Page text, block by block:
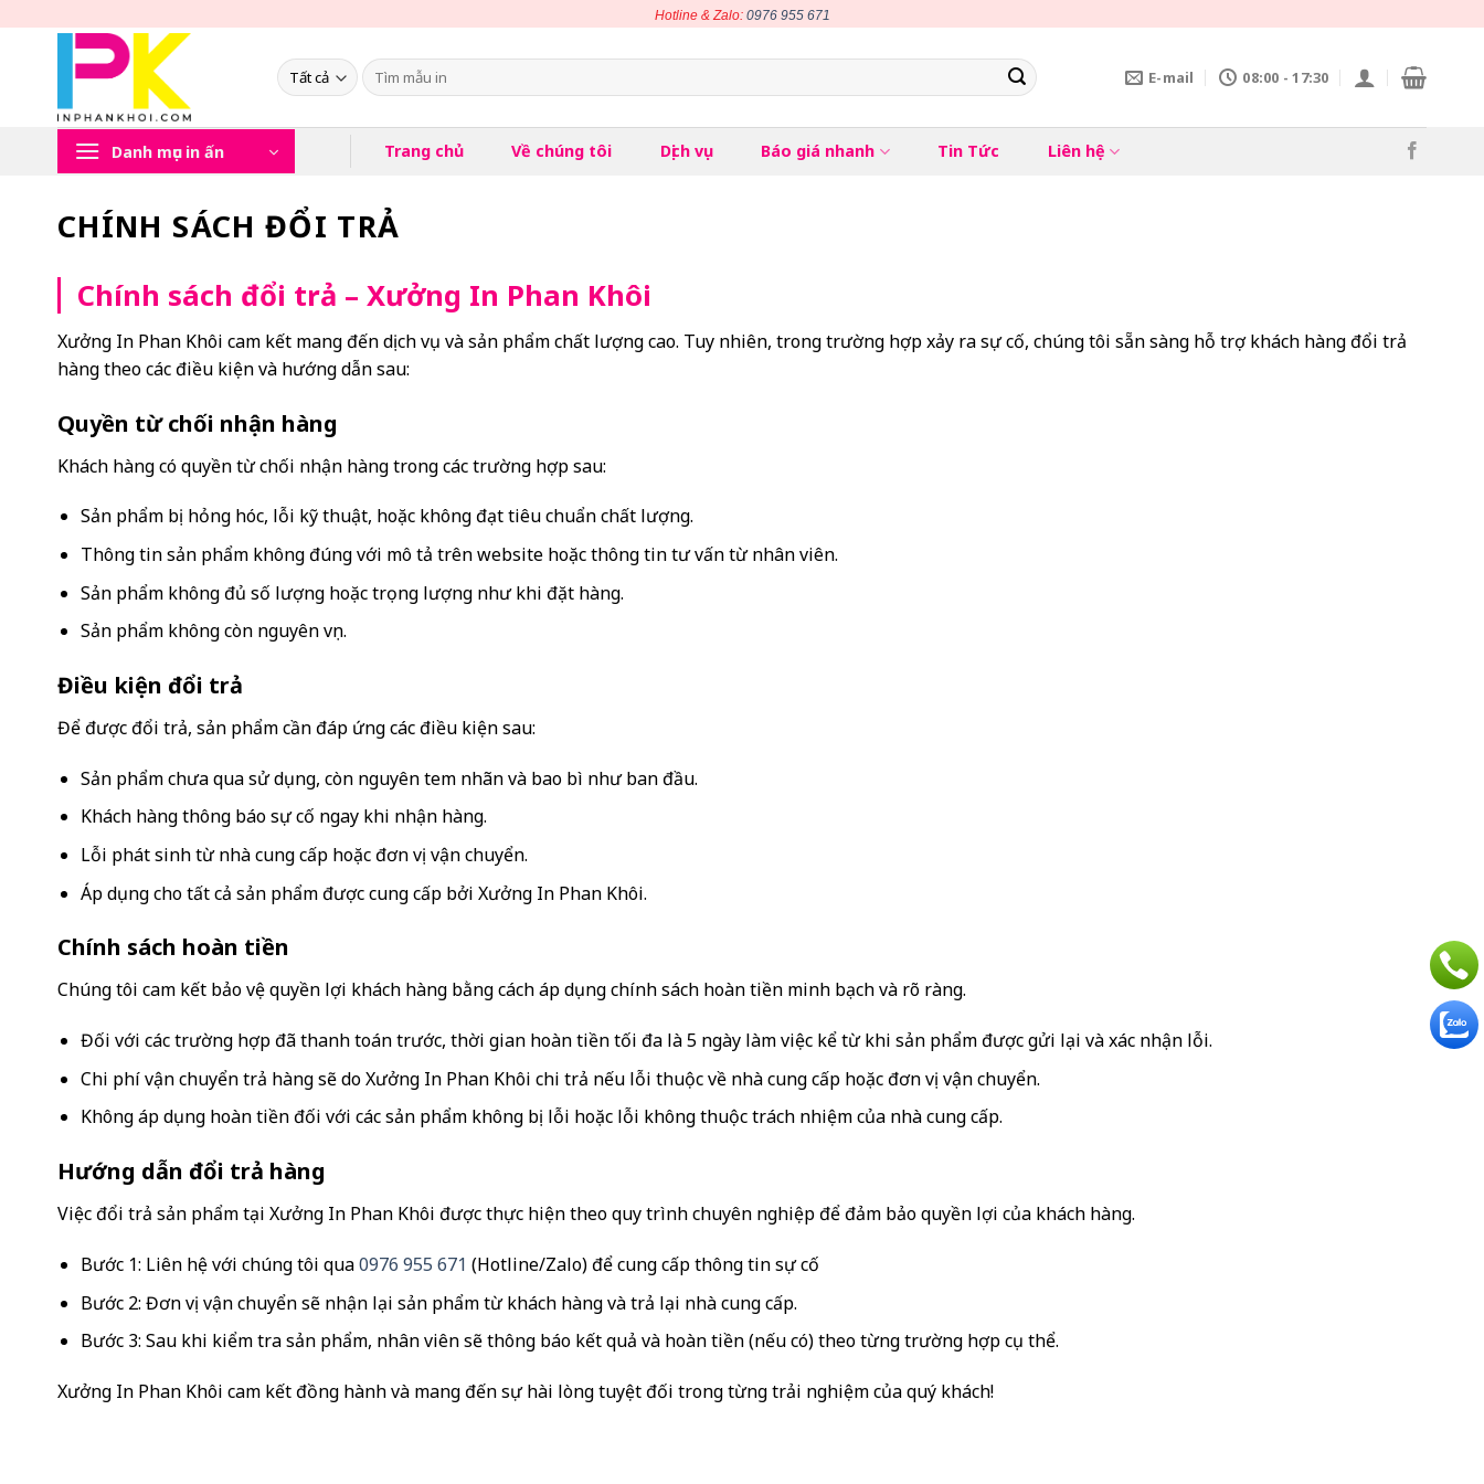
Hotline & Zalo: 0976 955 671
Tìm
kiếm:
E-mail 08:00 - 17:30
Danh mục in ấn Trang chủ Về chúng tôi Dịch vụ Báo giá nhanh Tin Tức Liên hệ
CHÍNH SÁCH ĐỔI TRẢ
Chính sách đổi trả – Xưởng In Phan Khôi
Xưởng In Phan Khôi cam kết mang đến dịch vụ và sản phẩm chất lượng cao. Tuy nhiên, trong trường hợp xảy ra sự cố, chúng tôi sẵn sàng hỗ trợ khách hàng đổi trả
hàng theo các điều kiện và hướng dẫn sau:
Quyền từ chối nhận hàng
Khách hàng có quyền từ chối nhận hàng trong các trường hợp sau:
Sản phẩm bị hỏng hóc, lỗi kỹ thuật, hoặc không đạt tiêu chuẩn chất lượng.
Thông tin sản phẩm không đúng với mô tả trên website hoặc thông tin tư vấn từ nhân viên.
Sản phẩm không đủ số lượng hoặc trọng lượng như khi đặt hàng.
Sản phẩm không còn nguyên vẹn.
Điều kiện đổi trả
Để được đổi trả, sản phẩm cần đáp ứng các điều kiện sau:
Sản phẩm chưa qua sử dụng, còn nguyên tem nhãn và bao bì như ban đầu.
Khách hàng thông báo sự cố ngay khi nhận hàng.
Lỗi phát sinh từ nhà cung cấp hoặc đơn vị vận chuyển.
Áp dụng cho tất cả sản phẩm được cung cấp bởi Xưởng In Phan Khôi.
Chính sách hoàn tiền
Chúng tôi cam kết bảo vệ quyền lợi khách hàng bằng cách áp dụng chính sách hoàn tiền minh bạch và rõ ràng.
Đối với các trường hợp đã thanh toán trước, thời gian hoàn tiền tối đa là 5 ngày làm việc kể từ khi sản phẩm được gửi lại và xác nhận lỗi.
Chi phí vận chuyển trả hàng sẽ do Xưởng In Phan Khôi chi trả nếu lỗi thuộc về nhà cung cấp hoặc đơn vị vận chuyển.
Không áp dụng hoàn tiền đối với các sản phẩm không bị lỗi hoặc lỗi không thuộc trách nhiệm của nhà cung cấp.
Hướng dẫn đổi trả hàng
Việc đổi trả sản phẩm tại Xưởng In Phan Khôi được thực hiện theo quy trình chuyên nghiệp để đảm bảo quyền lợi của khách hàng.
Bước 1: Liên hệ với chúng tôi qua0976 955 671 (Hotline/Zalo) để cung cấp thông tin sự cố
Bước 2: Đơn vị vận chuyển sẽ nhận lại sản phẩm từ khách hàng và trả lại nhà cung cấp.
Bước 3: Sau khi kiểm tra sản phẩm, nhân viên sẽ thông báo kết quả và hoàn tiền (nếu có) theo từng trường hợp cụ thể.
Xưởng In Phan Khôi cam kết đồng hành và mang đến sự hài lòng tuyệt đối trong từng trải nghiệm của quý khách!